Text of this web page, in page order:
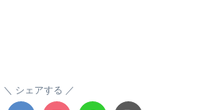
シェアする